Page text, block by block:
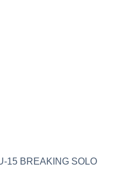
15 BREAKING SOLO